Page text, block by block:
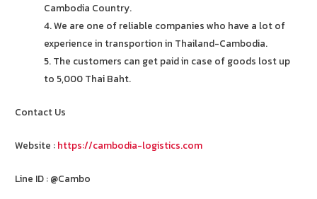
Cambodia Country.
4. We are one of reliable companies who have a lot of
experience in transportion in Thailand-Cambodia.
5. The customers can get paid in case of goods lost up
to 5,000 Thai Baht.
Contact Us
Website : https://cambodia-logistics.com
Line ID : @Cambo